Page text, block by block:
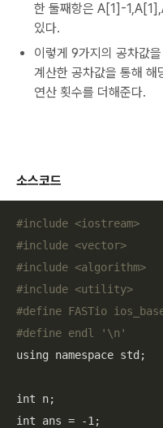
한 둘째항은 A[1]-
있다.
이렇게 9가지의 공차값
계산한 공차값을 통해 해
연산 횟수를 더해준다.
소스코드
#include <iostream>
#include <vector>
#include <algorithm>
#include <utility>
#define FASTio
#define endl '\n'
using namespace std;
int n;
int ans = -1;